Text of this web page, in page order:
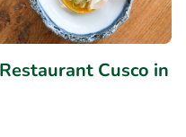
Cusco in